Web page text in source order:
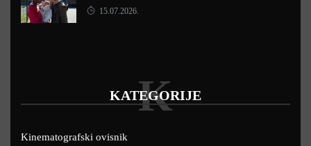
15.07.2026.
KATEGORIJE
K
Kinematografski ovisnik